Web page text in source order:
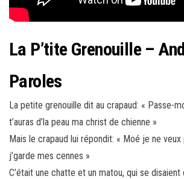
La P’tite Grenouille –
Paroles
La petite grenouille dit au crapaud: « Passe-
t’auras d’la peau ma christ de chienne »
Mais le crapaud lui répondit: « Moé je ne
j’garde mes cennes »
C’était une chatte et un matou, qui se disaient